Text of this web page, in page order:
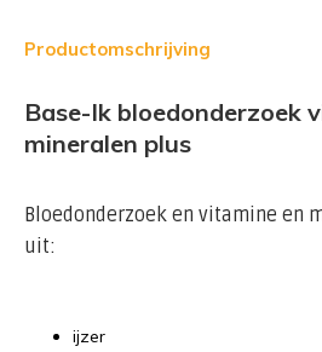
Productomschrijving
Base-Ik bloedonderzoek
mineralen plus
Bloedonderzoek en vitamine en
uit:
ijzer